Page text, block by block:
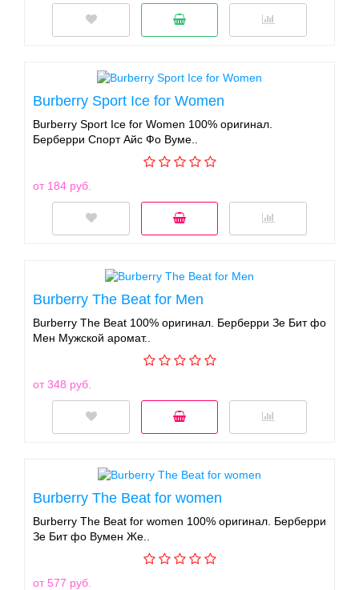
Burberry Sport Ice for Women
Burberry Sport Ice for Women 100% оригинал.
Берберри Спорт Айс Фо Вуме..
от 184 руб.
Burberry The Beat for Men
Burberry The Beat 100% оригинал. Берберри Зе Бит фо
Мен Мужской аромат..
от 348 руб.
Burberry The Beat for women
Burberry The Beat for women 100% оригинал. Берберри
Зе Бит фо Вумен Же..
от 577 руб.